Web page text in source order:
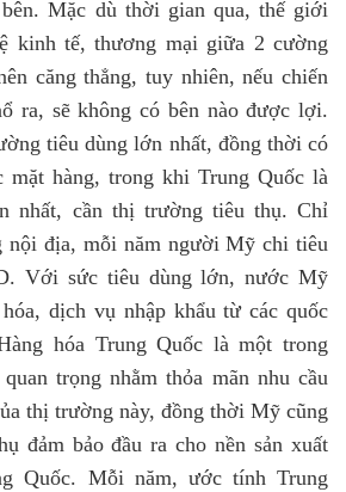
Mặc dù thời gian qua, thế giới
kinh tế, thương mại giữa 2 cường
căng thẳng, tuy nhiên, nếu chiến
ra, sẽ không có bên nào được lợi.
tiêu dùng lớn nhất, đồng thời có
mặt hàng, trong khi Trung Quốc là
nhất, cần thị trường tiêu thụ. Chỉ
nội địa, mỗi năm người Mỹ chi tiêu
Với sức tiêu dùng lớn, nước Mỹ
dịch vụ nhập khẩu từ các quốc
hóa Trung Quốc là một trong
trọng nhằm thỏa mãn nhu cầu
thị trường này, đồng thời Mỹ cũng
đảm bảo đầu ra cho nền sản xuất
Quốc. Mỗi năm, ước tính Trung